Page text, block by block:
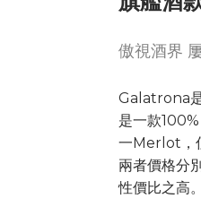
傲視酒界
Galatrona
是一款
一Merlot，
兩者價格分
性價比之高。